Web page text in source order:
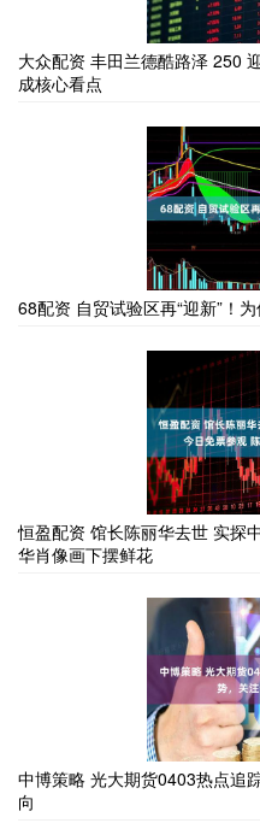
大众配资 丰田兰德酷路泽 250
成核心看点
68配资 自贸试验区再“迎新”！
恒盈配资 馆长陈丽华去世 实探
华肖像画下摆鲜花
中博策略 光大期货0403热点追
向